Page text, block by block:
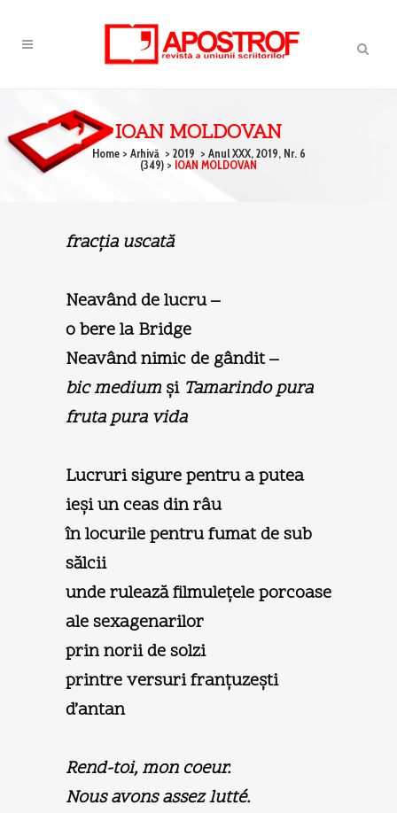
IOAN MOLDOVAN
Home> Arhivă > 2019 > Anul XXX, 2019, Nr. 6
(349) > IOAN MOLDOVAN
fracţia uscată
Neavând de lucru –
o bere la Bridge
Neavând nimic de gândit –
bic mediumşi Tamarindo pura
fruta pura vida
Lucruri sigure pentru a putea
ieşi un ceas din râu
în locurile pentru fumat de sub
sălcii
unde rulează filmuleţele porcoase
ale sexagenarilor
prin norii de solzi
printre versuri franţuzeşti
d’antan
Rend-toi, mon coeur.
Nous avons assez lutté.